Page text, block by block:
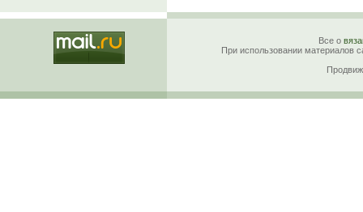
Все о
При использовании материалов